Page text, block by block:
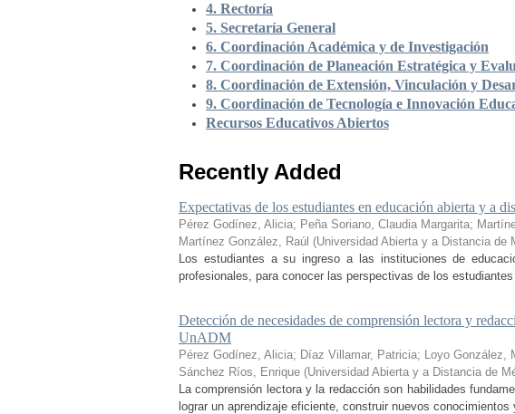
4. Rectoría
5. Secretaría General
6. Coordinación Académica y de Investigación
7. Coordinación de Planeación Estratégica y
8. Coordinación de Extensión, Vinculación y
9. Coordinación de Tecnología e Innovación
Recursos Educativos Abiertos
Recently Added
Expectativas de los estudiantes en educación abierta y a
Pérez Godínez, Alicia; Peña Soriano, Claudia Margarita;
Martínez González, Raúl (Universidad Abierta y a Distancia de
Los estudiantes a su ingreso a las instituciones de
profesionales, para conocer las perspectivas de los
Detección de necesidades de comprensión lectora y
UnADM
Pérez Godínez, Alicia; Díaz Villamar, Patricia; Loyo González,
Sánchez Ríos, Enrique (Universidad Abierta y a Distancia de
La comprensión lectora y la redacción son habilidades
lograr un aprendizaje eficiente, construir nuevos